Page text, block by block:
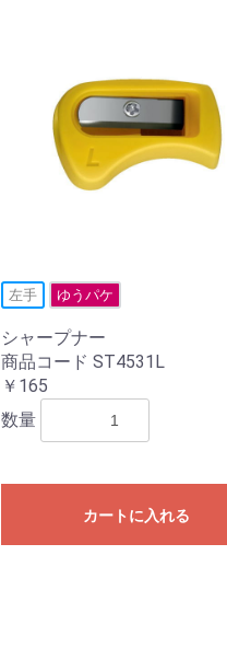
左手 ゆうパケ
シャープナー
商品コード ST4531L
￥165
数量
カートに入れる